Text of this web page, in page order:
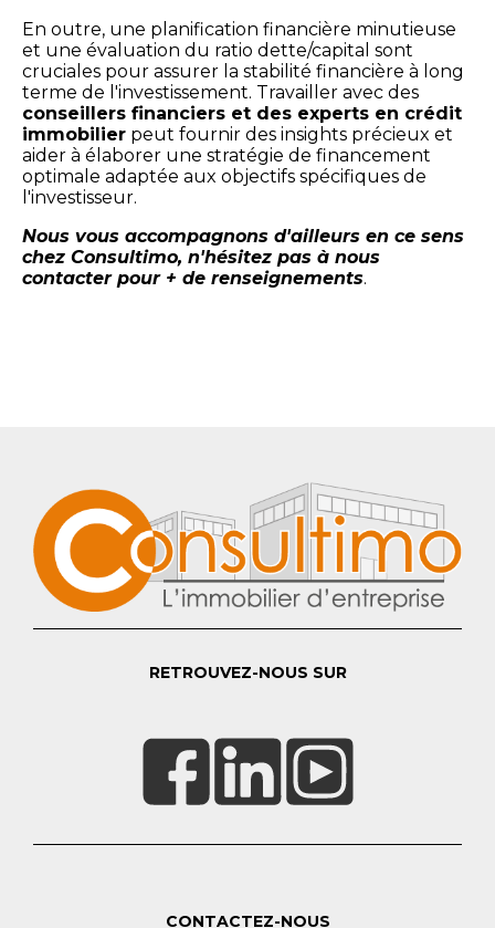
En outre, une planification financière minutieuse
et une évaluation du ratio dette/capital sont
cruciales pour assurer la stabilité financière à long
terme de l'investissement. Travailler avec des
conseillers financiers et des experts en crédit
immobilier peut fournir des insights précieux et
aider à élaborer une stratégie de financement
optimale adaptée aux objectifs spécifiques de
l'investisseur.
Nous vous accompagnons d'ailleurs en ce sens
chez Consultimo, n'hésitez pas à nous
contacter pour + de renseignements.
RETROUVEZ-NOUS SUR
CONTACTEZ-NOUS